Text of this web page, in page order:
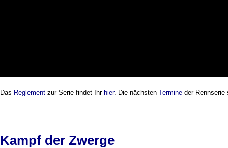
Das Reglement zur Serie findet Ihr hier. Die nächsten Termine der
Kampf der Zwerge